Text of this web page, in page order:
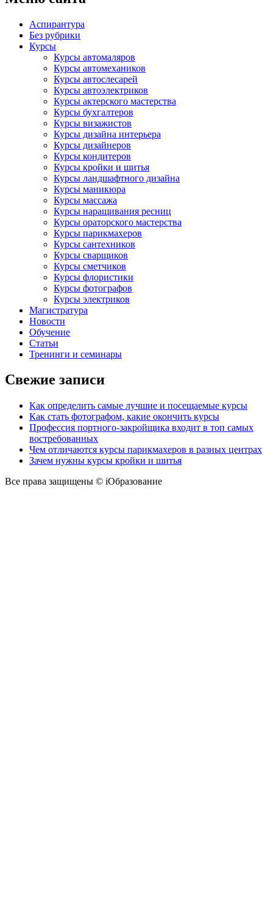
Аспирантура
Без рубрики
Курсы
Курсы автомаляров
Курсы автомехаников
Курсы автослесарей
Курсы автоэлектриков
Курсы актерского мастерства
Курсы бухгалтеров
Курсы визажистов
Курсы дизайна интерьера
Курсы дизайнеров
Курсы кондитеров
Курсы кройки и шитья
Курсы ландшафтного дизайна
Курсы маникюра
Курсы массажа
Курсы наращивания ресниц
Курсы ораторского мастерства
Курсы парикмахеров
Курсы сантехников
Курсы сварщиков
Курсы сметчиков
Курсы флористики
Курсы фотографов
Курсы электриков
Магистратура
Новости
Обучение
Статьи
Тренинги и семинары
Свежие записи
Как определить самые лучшие и посещаемые курсы
Как стать фотографом, какие окончить курсы
Профессия портного-закройщика входит в топ самых
востребованных
Чем отличаются курсы парикмахеров в разных центрах
Зачем нужны курсы кройки и шитья
Все права защищены © iОбразование